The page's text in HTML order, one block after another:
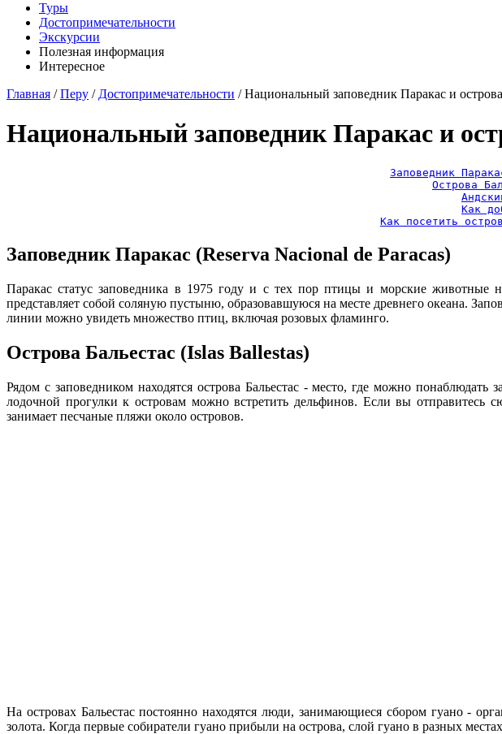
Туры
Достопримечательности
Экскурсии
Полезная информация
Интересное
Главная /Перу / Достопримечательности /Национальный заповедник Паракас и острова
Национальный заповедник Паракас и
Заповедник
Острова
Как
Как посетить
Заповедник Паракас (Reserva Nacional de Paracas)
Паракас статус заповедника в 1975 году и с тех пор птицы и морские животные
представляет собой соляную пустыню, образовавшуюся на месте древнего океана.
линии можно увидеть множество птиц, включая розовых фламинго.
Острова Бальестас (Islas Ballestas)
Рядом с заповедником находятся острова Бальестас - место, где можно
лодочной прогулки к островам можно встретить дельфинов. Если вы
занимает песчаные пляжи около островов.
На островах Бальестас постоянно находятся люди, занимающиеся сбором гуано -
золота. Когда первые собиратели гуано прибыли на острова, слой гуано в разных